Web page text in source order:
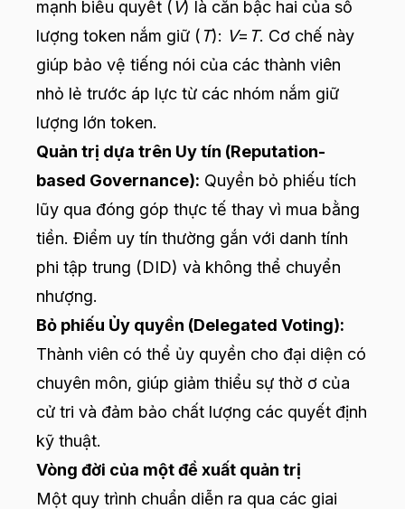
mạnh biểu quyết (V) là căn bậc hai của số
lượng token nắm giữ ( T): V= T​. Cơ chế này
giúp bảo vệ tiếng nói của các thành viên
nhỏ lẻ trước áp lực từ các nhóm nắm giữ
lượng lớn token.
Quản trị dựa trên Uy tín (Reputation-
based Governance): Quyền bỏ phiếu tích
lũy qua đóng góp thực tế thay vì mua bằng
tiền. Điểm uy tín thường gắn với danh tính
phi tập trung (DID) và không thể chuyển
nhượng.
Bỏ phiếu Ủy quyền (Delegated Voting):
Thành viên có thể ủy quyền cho đại diện có
chuyên môn, giúp giảm thiểu sự thờ ơ của
cử tri và đảm bảo chất lượng các quyết định
kỹ thuật.
Vòng đời của một đề xuất quản trị
Một quy trình chuẩn diễn ra qua các giai